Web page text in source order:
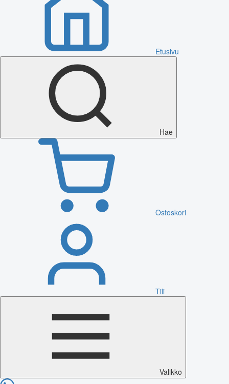
Etusivu
Hae
Ostoskori
Tili
Valikko